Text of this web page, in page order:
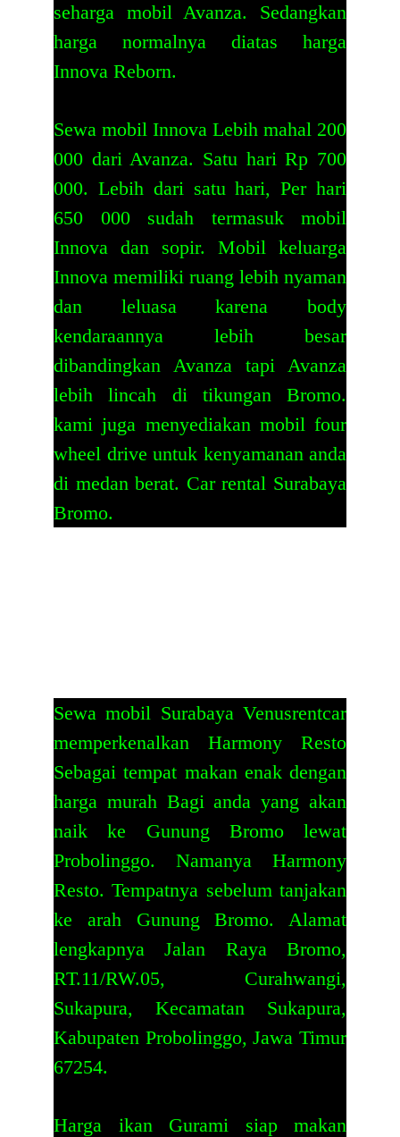
seharga mobil Avanza. Sedangkan
harga normalnya diatas harga
Innova Reborn.
Sewa mobil Innova Lebih mahal 200
000 dari Avanza. Satu hari Rp 700
000. Lebih dari satu hari, Per hari
650 000 sudah termasuk mobil
Innova dan sopir. Mobil keluarga
Innova memiliki ruang lebih nyaman
dan leluasa karena body
kendaraannya lebih besar
dibandingkan Avanza tapi Avanza
lebih lincah di tikungan Bromo.
kami juga menyediakan mobil four
wheel drive untuk kenyamanan anda
di medan berat. Car rental Surabaya
Bromo.
Sewa mobil SurabayaVenusrentcar
memperkenalkan Harmony Resto
Sebagai tempat makan enak dengan
harga murah Bagi anda yang akan
naik ke Gunung Bromo lewat
Probolinggo. Namanya Harmony
Resto. Tempatnya sebelum tanjakan
ke arah Gunung Bromo. Alamat
lengkapnya Jalan Raya Bromo,
RT.11/RW.05, Curahwangi,
Sukapura, Kecamatan Sukapura,
Kabupaten Probolinggo, Jawa Timur
67254.
Harga ikan Gurami siap makan